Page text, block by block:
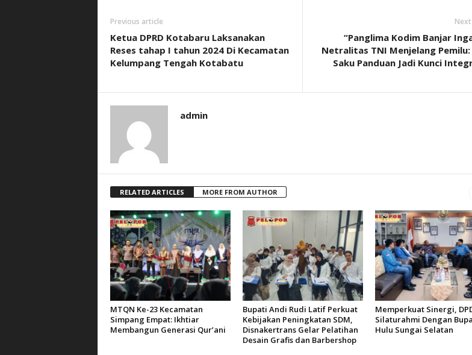
Previous article
Ketua DPRD Kotabaru Laksanakan
Reses tahap I tahun 2024 Di Kecamatan
Kelumpang Tengah Kotabatu
“Panglima Kodim Banjar
Netralitas TNI Menjelang Pemilu:
Saku Panduan Jadi Kunci
admin
RELATED ARTICLES MORE FROM AUTHOR
MTQN Ke-23 Kecamatan
Simpang Empat: Ikhtiar
Membangun Generasi Qur’ani
Bupati Andi Rudi Latif Perkuat
Kebijakan Peningkatan SDM,
Disnakertrans Gelar Pelatihan
Desain Grafis dan Barbershop
Memperkuat Sinergi,
Silaturahmi Dengan
Hulu Sungai Selatan